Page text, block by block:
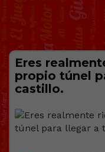
Eres
propio túnel
castillo.